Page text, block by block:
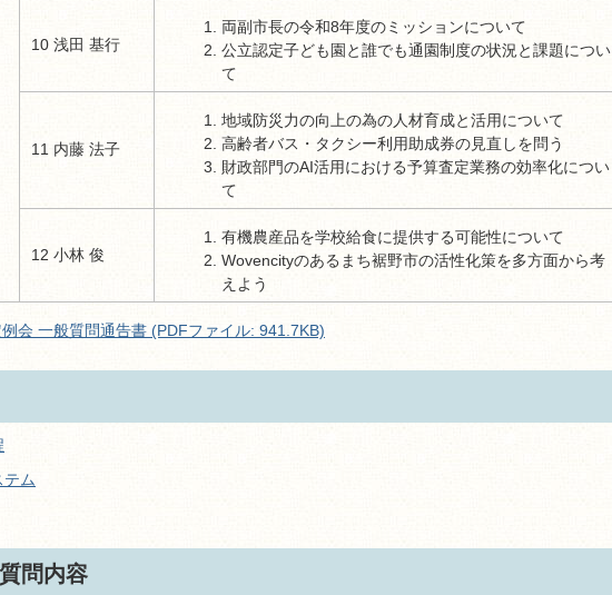
10 浅田 基行
両副市長の令和8年度のミッションについて
公立認定子ども園と誰でも通園制度の状況と課題につい
て
11 内藤 法子
地域防災力の向上の為の人材育成と活用について
高齢者バス・タクシー利用助成券の見直しを問う
財政部門のAI活用における予算査定業務の効率化につい
て
12 小林 俊
有機農産品を学校給食に提供する可能性について
Wovencityのあるまち裾野市の活性化策を多方面から考
えよう
会 一般質問通告書 (PDFファイル: 941.7KB)
テム
問内容